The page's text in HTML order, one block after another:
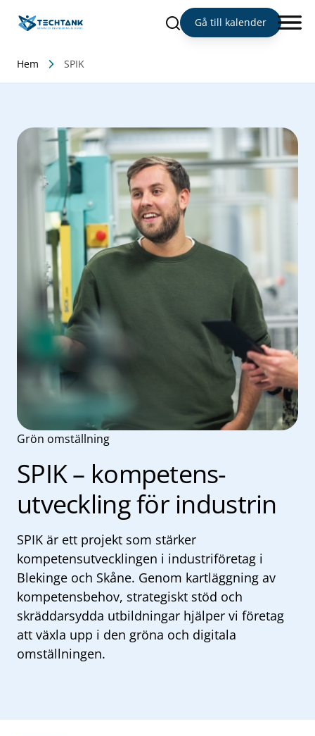
Sök Gå till kalender
Hem SPIK
Grön omställning
SPIK – kompetens-
utveckling för industrin
SPIK är ett projekt som stärker
kompetensutvecklingen i industriföretag i
Blekinge och Skåne. Genom kartläggning av
kompetensbehov, strategiskt stöd och
skräddarsydda utbildningar hjälper vi företag
att växla upp i den gröna och digitala
omställningen.